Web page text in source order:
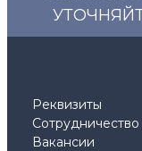
Реквизиты
Сотрудничество
Вакансии